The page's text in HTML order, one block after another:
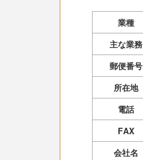
業種
主な業務
郵便番号
所在地
電話
FAX
会社名